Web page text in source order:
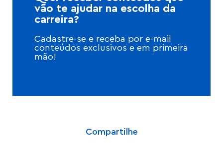
vão te ajudar na escolha da
carreira?
Cadastre-se e receba por e-mail
conteúdos exclusivos e em primeira
mão!
Compartilhe